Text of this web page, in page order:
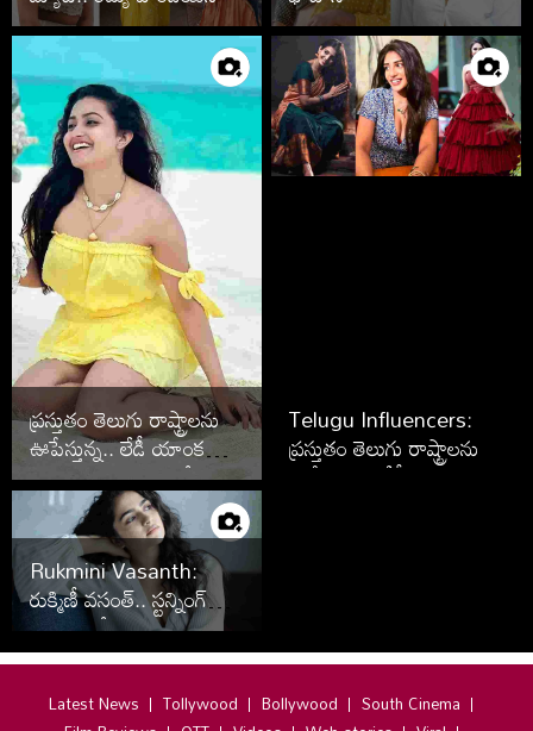
ప్ర‌స్తుతం తెలుగు రాష్ట్రాల‌ను
ఊపేస్తున్న.. లేడీ యాంక‌ర్స్‌,
ఇన్‌ఫ్లూయెన్సర్స్ (ఫొటోలు)
Telugu Influencers:
ప్ర‌స్తుతం తెలుగు రాష్ట్రాల‌ను
ఊపేస్తున్న.. లేడీ యాంక‌ర్స్‌,
Rukmini Vasanth:
రుక్మిణీ వ‌సంత్‌.. స్ట‌న్నింగ్
న్యూ ఫొటోస్
Latest News Tollywood Bollywood
South Cinema